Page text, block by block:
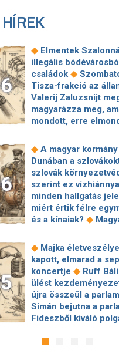
◆ Elmentek
illegális
családok ◆
Tisza-frakció az
Valerij Zaluzsnijt
magyarázza meg,
mondott, erre
kötött
Lounge Eventtel, a
feljelentést tett
megkérte a szlovák
segítse a magyar
augusztus: gátja
források
Alkotmánybíróság?◆
Meglepetés az
roham ◆Hirtelen
Tisza a kegyelmi
Egyszerre két
lehet
Előnyben a Fradi a
elleni El-selejtezős
csapattársa keres a
◆ A magyar
Dunában a
szlovák
szerint ez
minden hallgatás
miért értik félre
és a kínaiak? ◆
projektekben magyar
tulajdonrészt fognak
Gáspár hatszor
gépen Csádba és
magyar utazási iroda
bolgár biztosítóval
utasok ◆Amerikai
zsákmányolt az
hadsereg
◆ Majka
kapott, elmarad a
koncertje ◆ Ruff
ülést
újra összeül a
Simán bejutna a
Fideszből kiváló